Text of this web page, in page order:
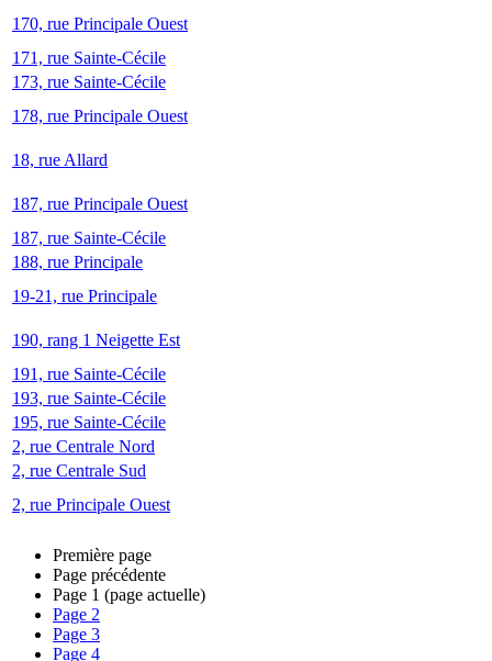
170, rue Principale Ouest
171, rue Sainte-Cécile
173, rue Sainte-Cécile
178, rue Principale Ouest
18, rue Allard
187, rue Principale Ouest
187, rue Sainte-Cécile
188, rue Principale
19-21, rue Principale
190, rang 1 Neigette Est
191, rue Sainte-Cécile
193, rue Sainte-Cécile
195, rue Sainte-Cécile
2, rue Centrale Nord
2, rue Centrale Sud
2, rue Principale Ouest
Première page
Page précédente
Page 1 (page actuelle)
Page 2
Page 3
Page 4